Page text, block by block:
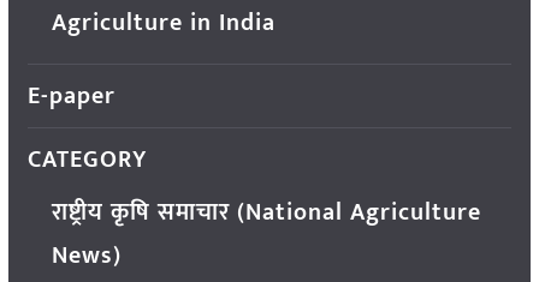
Agriculture in India
E-paper
CATEGORY
राष्ट्रीय कृषि समाचार (National Agriculture
News)